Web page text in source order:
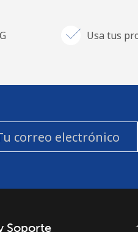
Usa tus
Soporte